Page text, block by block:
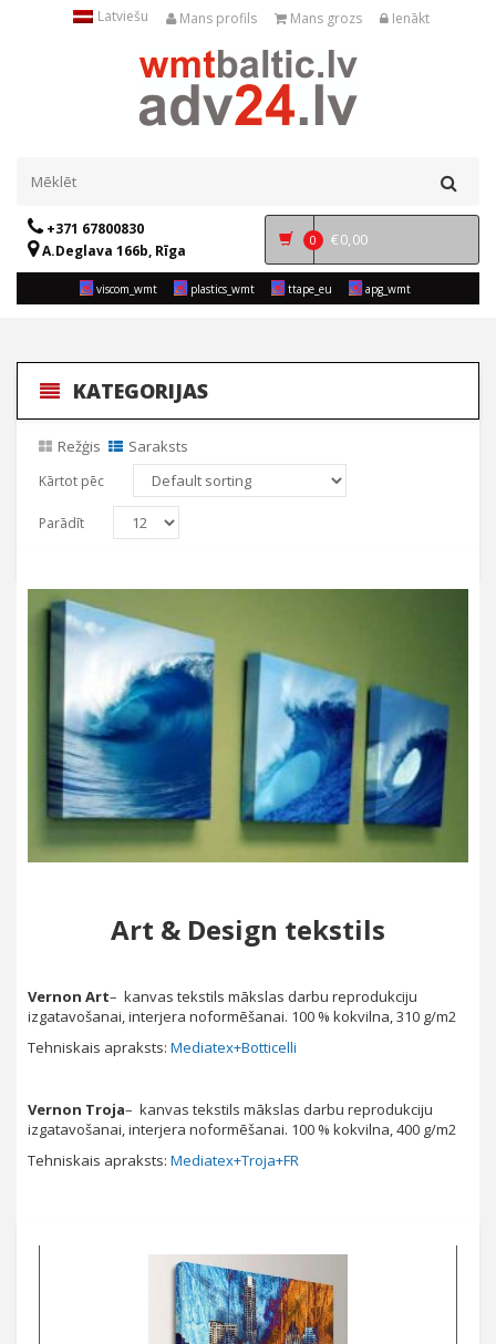
Latviešu Mans profils Mans grozs Ienākt
+371 67800830
A.Deglava 166b, Rīga
0 €0,00
viscom_wmt plastics_wmt ttape_eu apg_wmt
KATEGORIJAS
Režģis Saraksts
Kārtot pēc
Parādīt
Art & Design tekstils
Vernon Art– kanvas tekstils mākslas darbu reprodukciju
izgatavošanai, interjera noformēšanai. 100 % kokvilna, 310 g/m2
Tehniskais apraksts: Mediatex+Botticelli
Vernon Troja– kanvas tekstils mākslas darbu reprodukciju
izgatavošanai, interjera noformēšanai. 100 % kokvilna, 400 g/m2
Tehniskais apraksts: Mediatex+Troja+FR
Select options